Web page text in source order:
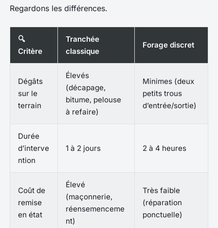
Regardons les différences.
🔍
Critère
Tranchée
classique
Forage discret
Dégâts
sur le
terrain
Élevés
(décapage,
bitume, pelouse
à refaire)
Minimes (deux
petits trous
d’entrée/sortie)
Durée
d’interve
ntion
1 à 2 jours 2 à 4 heures
Coût de
remise
en état
Élevé
(maçonnerie,
réensemenceme
nt)
Très faible
(réparation
ponctuelle)